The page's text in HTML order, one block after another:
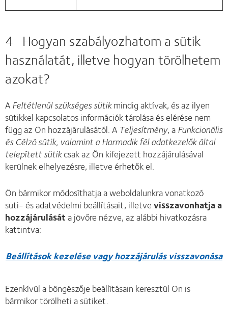
4 Hogyan szabályozhatom a sütik
használatát, illetve hogyan törölhetem
azokat?
AFeltétlenül szükséges sütikmindig aktívak, és az ilyen
sütikkel kapcsolatos információk tárolása és elérése nem
függ az Ön hozzájárulásától. A Teljesítmény, aFunkcionális
és Célzó sütik, valamint a Harmadik fél adatkezelők által
telepített sütikcsak az Ön kifejezett hozzájárulásával
kerülnek elhelyezésre, illetve érhetők el.
Ön bármikor módosíthatja a weboldalunkra vonatkozó
süti- és adatvédelmi beállításait, illetvevisszavonhatja a
hozzájárulásáta jövőre nézve, az alábbi hivatkozásra
kattintva:
Beállítások kezelése vagy hozzájárulás visszavonása
Ezenkívül a böngészője beállításain keresztül Ön is
bármikor törölheti a sütiket.